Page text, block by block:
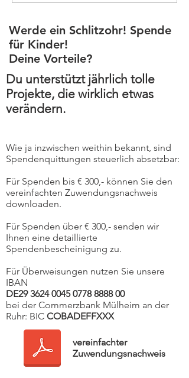
Werde ein Schlitzohr! Spende
für Kinder!
Deine Vorteile?
Du unterstützt jährlich tolle
Projekte, die wirklich etwas
verändern.
Wie ja inzwischen weithin bekannt, sind
Spendenquittungen steuerlich absetzbar:
Für Spenden bis € 300,- können Sie den
vereinfachten Zuwendungsnachweis
downloaden.
Für Spenden über € 300,- senden wir
Ihnen eine detaillierte
Spendenbescheinigung zu.
Für Überweisungen nutzen Sie unsere
IBAN
DE293624 0045 0778 888800
bei der Commerzbank Mülheim an der
Ruhr: BIC COBADEFFXXX
vereinfachter
Zuwendungsnachweis